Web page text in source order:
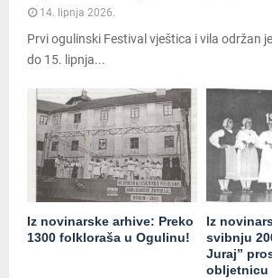
14. lipnja 2026.
Prvi ogulinski Festival vještica i vila održan
do 15. lipnja...
Iz novinarske arhive: Preko
1300 folkloraša u Ogulinu!
Iz
svibnju
Juraj”
obljetnicu